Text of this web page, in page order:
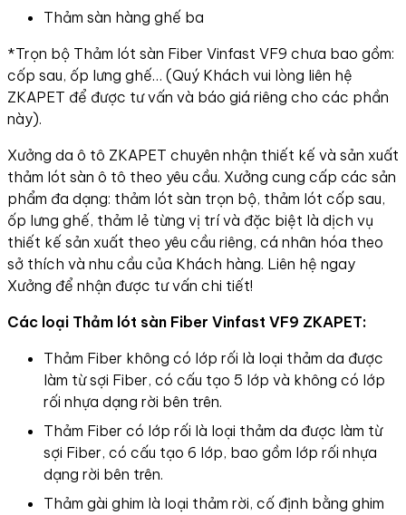
Thảm sàn hàng ghế ba
*Trọn bộ Thảm lót sàn Fiber Vinfast VF9 chưa bao gồm:
cốp sau, ốp lưng ghế… (Quý Khách vui lòng liên hệ
ZKAPET để được tư vấn và báo giá riêng cho các phần
này).
Xưởng da ô tô ZKAPET chuyên nhận thiết kế và sản xuất
thảm lót sàn ô tô theo yêu cầu. Xưởng cung cấp các sản
phẩm đa dạng: thảm lót sàn trọn bộ, thảm lót cốp sau,
ốp lưng ghế, thảm lẻ từng vị trí và đặc biệt là dịch vụ
thiết kế sản xuất theo yêu cầu riêng, cá nhân hóa theo
sở thích và nhu cầu của Khách hàng. Liên hệ ngay
Xưởng để nhận được tư vấn chi tiết!
Các loại Thảm lót sàn Fiber Vinfast VF9 ZKAPET:
Thảm Fiber không có lớp rối là loại thảm da được
làm từ sợi Fiber, có cấu tạo 5 lớp và không có lớp
rối nhựa dạng rời bên trên.
Thảm Fiber có lớp rối là loại thảm da được làm từ
sợi Fiber, có cấu tạo 6 lớp, bao gồm lớp rối nhựa
dạng rời bên trên.
Thảm gài ghim là loại thảm rời, cố định bằng ghim